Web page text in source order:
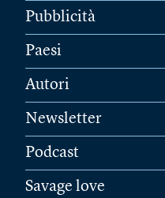
Pubblicità
Paesi
Autori
Newsletter
Podcast
Savage love